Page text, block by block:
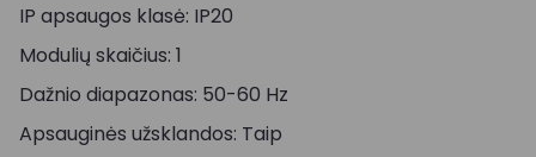
IP apsaugos klasė: IP20
Modulių skaičius: 1
Dažnio diapazonas: 50-60 Hz
Apsauginės užsklandos: Taip